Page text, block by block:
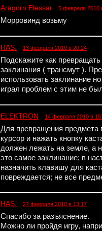
Aragorn Elessar 5 февраля 2010
Морровинд возьму
HAS. 13 февраля 2010 в 20:24
Подскажите как
заклинания ( трансмут ).
использовать заклинание
играл проблем с этим не
ELEKTRON 14 февраля 2010 в
Для превращения предмета
курсор и нажать кнопку
должен лежать на земле, а
это самое заклинание; в
назначить клавишу для
повреждается; не все
HAS. 27 февраля 2010 в 13:17
Спасибо за разъяснение.
Можно ли пройдя игру,